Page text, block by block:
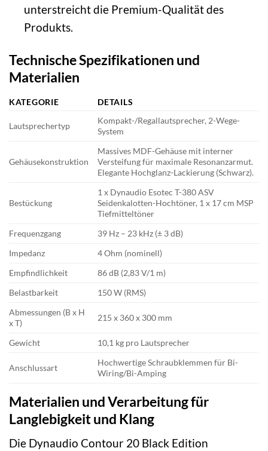
unterstreicht die Premium-Qualität des
Produkts.
Technische Spezifikationen und
Materialien
KATEGORIE DETAILS
Lautsprechertyp
Kompakt-/Regallautsprecher, 2-Wege-
System
Gehäusekonstruktion
Massives MDF-Gehäuse mit interner
Versteifung für maximale Resonanzarmut.
Elegante Hochglanz-Lackierung (Schwarz).
Bestückung
1 x Dynaudio Esotec T-380 ASV
Seidenkalotten-Hochtöner, 1 x 17 cm MSP
Tiefmitteltöner
Frequenzgang
39 Hz – 23 kHz (± 3 dB)
Impedanz
4 Ohm (nominell)
Empfindlichkeit
86 dB (2,83 V/1 m)
Belastbarkeit
150 W (RMS)
Abmessungen (B x H
x T)
215 x 360 x 300 mm
Gewicht 10,1 kg pro Lautsprecher
Anschlussart
Hochwertige Schraubklemmen für Bi-
Wiring/Bi-Amping
Materialien und Verarbeitung für
Langlebigkeit und Klang
Die Dynaudio Contour 20 Black Edition